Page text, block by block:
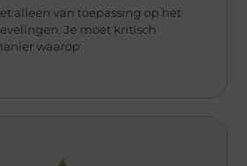
alleen van toepassing op het
Je moet kritisch
waarop